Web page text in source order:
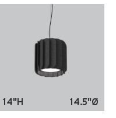
14"H 14.5"Ø